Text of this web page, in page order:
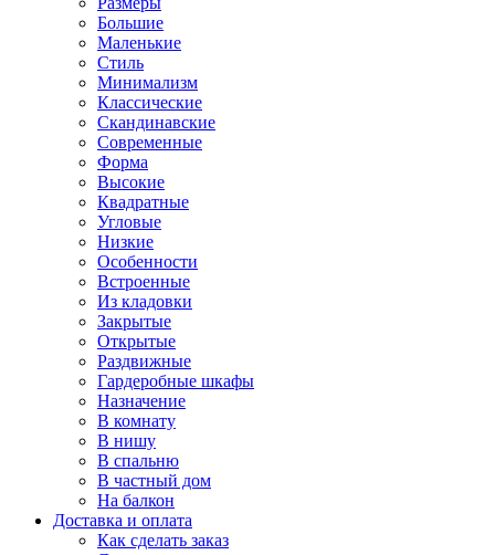
Большие
Маленькие
Стиль
Минимализм
Классические
Скандинавские
Современные
Форма
Высокие
Квадратные
Угловые
Низкие
Особенности
Встроенные
Из кладовки
Закрытые
Открытые
Раздвижные
Гардеробные шкафы
Назначение
В комнату
В нишу
В спальню
В частный дом
На балкон
Доставка и оплата
Как сделать заказ